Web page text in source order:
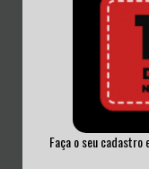
Faça o seu